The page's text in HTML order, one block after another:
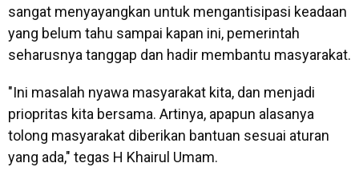
sangat menyayangkan untuk mengantisipasi keadaan
yang belum tahu sampai kapan ini, pemerintah
seharusnya tanggap dan hadir membantu masyarakat.
"Ini masalah nyawa masyarakat kita, dan menjadi
priopritas kita bersama. Artinya, apapun alasanya
tolong masyarakat diberikan bantuan sesuai aturan
yang ada," tegas H Khairul Umam.